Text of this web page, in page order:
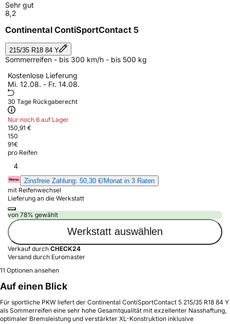
Sehr gut
8,2
Continental ContiSportContact 5
215/35 R18 84 Y
Sommerreifen - bis 300 km/h - bis 500 kg
Kostenlose Lieferung
Mi. 12.08. - Fr. 14.08.
30 Tage Rückgaberecht
Nur noch 6 auf Lager
150,91 €
150
91€
pro Reifen
4
Zinsfreie Zahlung: 50,30 €/Monat in 3 Raten
mit Reifenwechsel
Lieferung an die Werkstatt
von 78% gewählt
Werkstatt auswählen
Verkauf durch CHECK24
Versand durch Euromaster
11 Optionen ansehen
Auf einen Blick
Für sportliche PKW liefert der Continental ContiSportContact 5 215/35 R18 84 Y
als Sommerreifen eine sehr hohe Gesamtqualität mit exzellenter Nasshaftung,
optimaler Bremsleistung und verstärkter XL-Konstruktion inklusive